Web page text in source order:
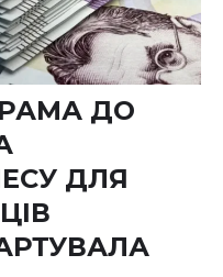
ДО
ДЛЯ